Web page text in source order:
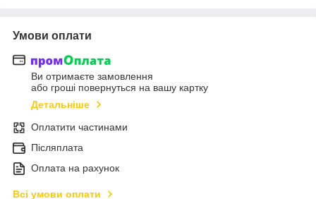
Умови оплати
Ви отримаєте замовлення
або гроші повернуться на вашу картку
Детальніше
Оплатити частинами
Післяплата
Оплата на рахунок
Всі умови оплати